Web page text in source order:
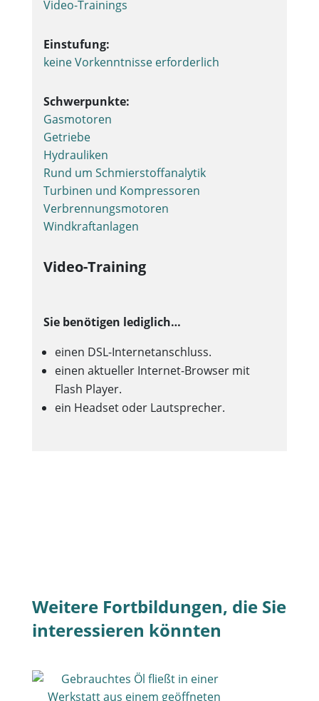
Video-Trainings
Einstufung:
keine Vorkenntnisse erforderlich
Schwerpunkte:
Gasmotoren
Getriebe
Hydrauliken
Rund um Schmierstoffanalytik
Turbinen und Kompressoren
Verbrennungsmotoren
Windkraftanlagen
Video-Training
Sie benötigen lediglich…
einen DSL-Internetanschluss.
einen aktueller Internet-Browser mit
Flash Player.
ein Headset oder Lautsprecher.
Weitere Fortbildungen, die Sie
interessieren könnten